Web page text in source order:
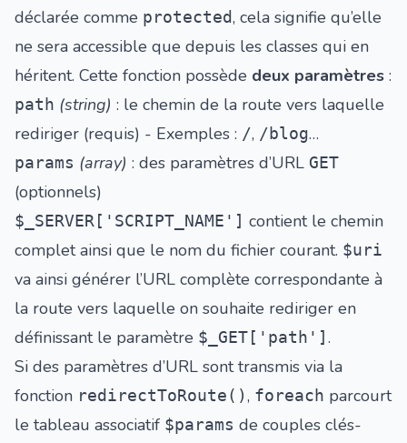
déclarée comme protected, cela signifie qu’elle
ne sera accessible que depuis les classes qui en
héritent. Cette fonction possède deux paramètres :
path (string) : le chemin de la route vers laquelle
rediriger (requis) - Exemples : /, /blog…
params (array) : des paramètres d’URL GET
(optionnels)
$_SERVER['SCRIPT_NAME'] contient le chemin
complet ainsi que le nom du fichier courant. $uri
va ainsi générer l’URL complète correspondante à
la route vers laquelle on souhaite rediriger en
définissant le paramètre $_GET['path'].
Si des paramètres d’URL sont transmis via la
fonction redirectToRoute(), foreach parcourt
le tableau associatif $params de couples clés-